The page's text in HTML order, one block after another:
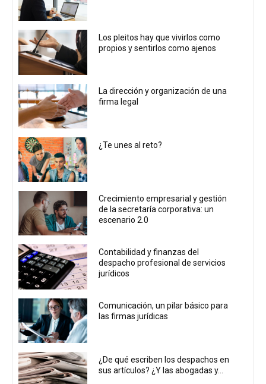
Los pleitos hay que vivirlos como
propios y sentirlos como ajenos
La dirección y organización de una
firma legal
¿Te unes al reto?
Crecimiento empresarial y gestión
de la secretaría corporativa: un
escenario 2.0
Contabilidad y finanzas del
despacho profesional de servicios
jurídicos
Comunicación, un pilar básico para
las firmas jurídicas
¿De qué escriben los despachos en
sus artículos? ¿Y las abogadas y...